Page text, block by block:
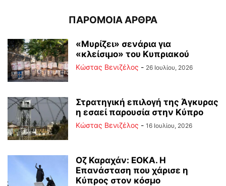
ΠΑΡΟΜΟΙΑ ΑΡΘΡΑ
«Μυρίζει» σενάρια για
«κλείσιμο» του Κυπριακού
Κώστας Βενιζέλος - 26 Ιουλίου, 2026
Στρατηγική επιλογή της Άγκυρας
η εσαεί παρουσία στην Κύπρο
Κώστας Βενιζέλος - 16 Ιουλίου, 2026
Οζ Καραχάν: ΕΟΚΑ. Η
Επανάσταση που χάρισε η
Κύπρος στον κόσμο